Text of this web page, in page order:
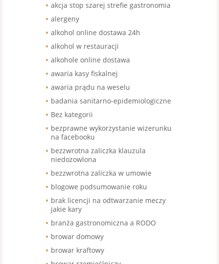
akcja stop szarej strefie gastronomia
alergeny
alkohol online dostawa 24h
alkohol w restauracji
alkohole online dostawa
awaria kasy fiskalnej
awaria prądu na weselu
badania sanitarno-epidemiologiczne
Bez kategorii
bezprawne wykorzystanie wizerunku
na facebooku
bezzwrotna zaliczka klauzula
niedozowlona
bezzwrotna zaliczka w umowie
blogowe podsumowanie roku
brak licencji na odtwarzanie meczy
jakie kary
branża gastronomiczna a RODO
browar domowy
browar kraftowy